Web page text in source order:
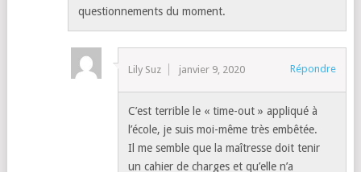
questionnements du moment.
Lily Suz janvier 9, 2020 Répondre
C’est terrible le « time-out » appliqué à
l’école, je suis moi-même très embêtée.
Il me semble que la maîtresse doit tenir
un cahier de charges et qu’elle n’a